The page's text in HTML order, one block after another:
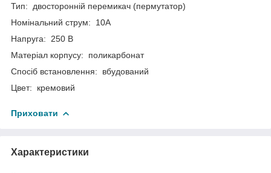
Тип: двосторонній перемикач (пермутатор)
Номінальний струм: 10А
Напруга: 250 В
Матеріал корпусу: поликарбонат
Спосіб встановлення: вбудований
Цвет: кремовий
Приховати
Характеристики